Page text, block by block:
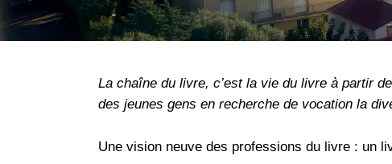
La chaîne du livre, c’est la vie du livre à partir
des jeunes gens en recherche de vocation la
Une vision neuve des professions du livre : un